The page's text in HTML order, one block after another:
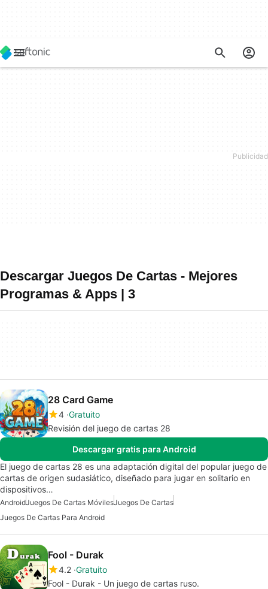
Descargar Juegos De Cartas - Mejores
Programas & Apps | 3
28 Card Game
4 Gratuito
Revisión del juego de cartas 28
Descargar gratis para Android
El juego de cartas 28 es una adaptación digital del popular juego de
cartas de origen sudasiático, diseñado para jugar en solitario en
dispositivos…
AndroidJuegos De Cartas MóvilesJuegos De Cartas
Juegos De Cartas Para Android
Fool - Durak
4.2 Gratuito
Fool - Durak - Un juego de cartas ruso.